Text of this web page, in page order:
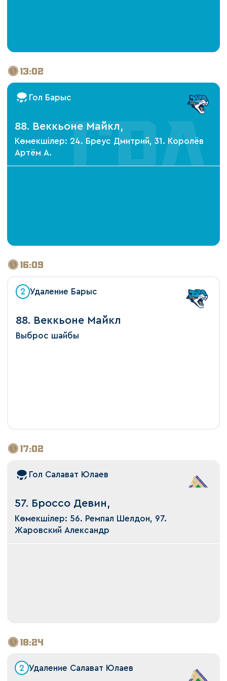
13:02
Гол Барыс
88. Веккьоне Майкл,
Көмекшілер: 24. Бреус Дмитрий, 31. Королёв
Артём А.
16:09
2 Удаление Барыс
88. Веккьоне Майкл
Выброс шайбы
17:02
Гол Салават Юлаев
57. Броссо Девин,
Көмекшілер: 56. Ремпал Шелдон, 97.
Жаровский Александр
18:24
2 Удаление Салават Юлаев